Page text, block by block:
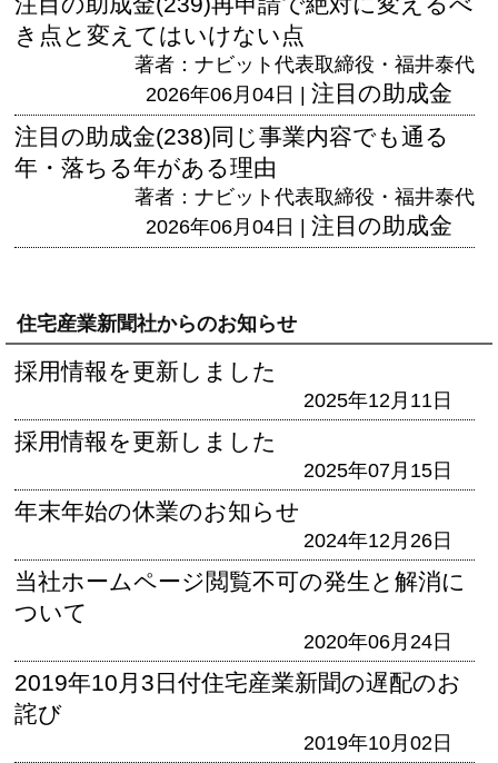
き点と変えてはいけない点
著者：ナビット代表取締役・福井泰代
2026年06月04日 | 注目の助成金
注目の助成金(238)同じ事業内容でも通る
年・落ちる年がある理由
著者：ナビット代表取締役・福井泰代
2026年06月04日 | 注目の助成金
住宅産業新聞社からのお知らせ
採用情報を更新しました
2025年12月11日
採用情報を更新しました
2025年07月15日
年末年始の休業のお知らせ
2024年12月26日
当社ホームページ閲覧不可の発生と解消に
ついて
2020年06月24日
2019年10月3日付住宅産業新聞の遅配のお
詫び
2019年10月02日